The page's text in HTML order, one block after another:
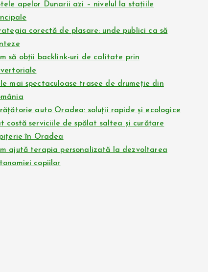
apelor Dunarii azi – nivelul la stațiile
corectă de plasare: unde publici ca să
să obții backlink-uri de calitate prin
mai spectaculoase trasee de drumeție din
auto Oradea: soluții rapide și ecologice
costă serviciile de spălat saltea și curățare
în Oradea
ajută terapia personalizată la dezvoltarea
copiilor